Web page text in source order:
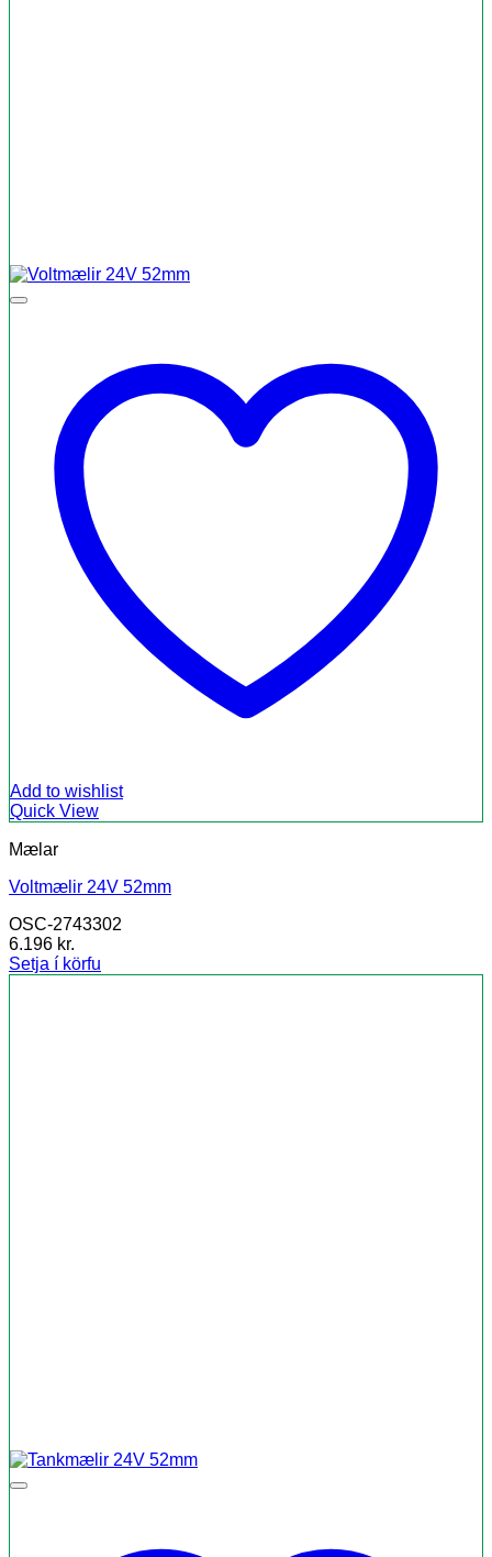
Add to wishlist
Quick View
Mælar
Voltmælir 24V 52mm
OSC-2743302
6.196 kr.
Setja í körfu